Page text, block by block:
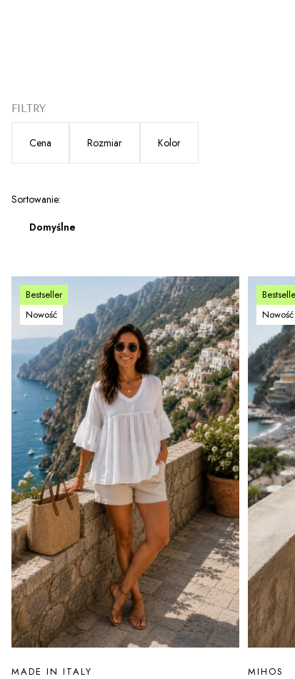
FILTRY
Cena Rozmiar Kolor
Lista produktów
Sortowanie:
Domyślne
Bestseller
Nowość
PRODUCENT
MADE IN ITALY
Nowość
MIHOS